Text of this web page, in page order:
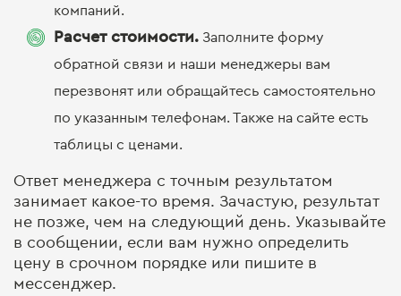
компаний.
Расчет стоимости. Заполните форму
обратной связи и наши менеджеры вам
перезвонят или обращайтесь самостоятельно
по указанным телефонам. Также на сайте есть
таблицы с ценами.
Ответ менеджера с точным результатом
занимает какое-то время. Зачастую, результат
не позже, чем на следующий день. Указывайте
в сообщении, если вам нужно определить
цену в срочном порядке или пишите в
мессенджер.